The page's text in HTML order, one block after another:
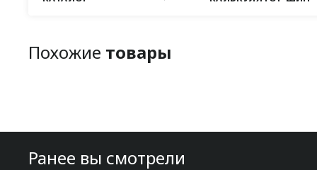
Похожие товары
Ранее вы смотрели